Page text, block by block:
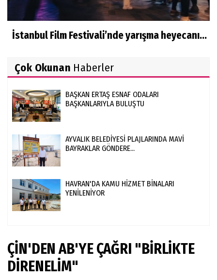
İstanbul Film Festivali’nde yarışma heyecanı...
Çok Okunan Haberler
BAŞKAN ERTAŞ ESNAF ODALARI
BAŞKANLARIYLA BULUŞTU
AYVALIK BELEDİYESİ PLAJLARINDA MAVİ
BAYRAKLAR GÖNDERE...
HAVRAN'DA KAMU HİZMET BİNALARI
YENİLENİYOR
ÇİN'DEN AB'YE ÇAĞRI "BİRLİKTE
DİRENELİM"